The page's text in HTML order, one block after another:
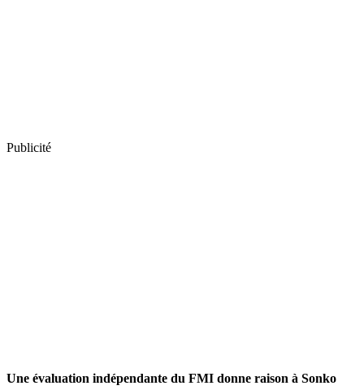
Publicité
Une évaluation indépendante du FMI donne raison à Sonko